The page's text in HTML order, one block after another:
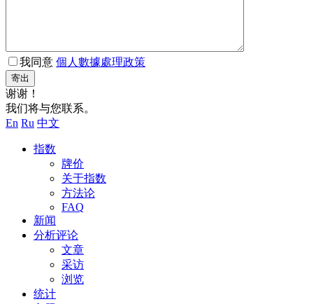
我同意 個人數據處理政策
寄出
谢谢！
我们将与您联系。
En Ru 中文
指数
牌价
关于指数
方法论
FAQ
新闻
分析评论
文章
采访
浏览
统计